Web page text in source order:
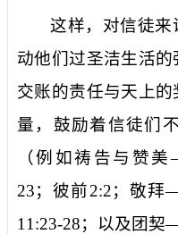
这样，对信徒
动他们过圣洁生活
交账的责任与天上
量，鼓励着信徒们
（例如祷告与赞
23；彼前2:2；敬
11:23-28；以及团